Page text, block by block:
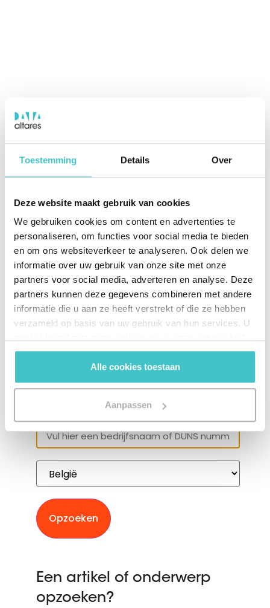
Toestemming Details Over
Deze website maakt gebruik van cookies
We gebruiken cookies om content en advertenties te
personaliseren, om functies voor social media te bieden
en om ons websiteverkeer te analyseren. Ook delen we
informatie over uw gebruik van onze site met onze
partners voor social media, adverteren en analyse. Deze
partners kunnen deze gegevens combineren met andere
informatie die u aan ze heeft verstrekt of die ze hebben
verzameld op basis van uw gebruik van hun services. U
gebruiken.
Alle cookies toestaan
Aanpassen
Een bedrijf of D-U-N-S nummer
opzoeken?
Opzoeken
Een artikel of onderwerp
opzoeken?